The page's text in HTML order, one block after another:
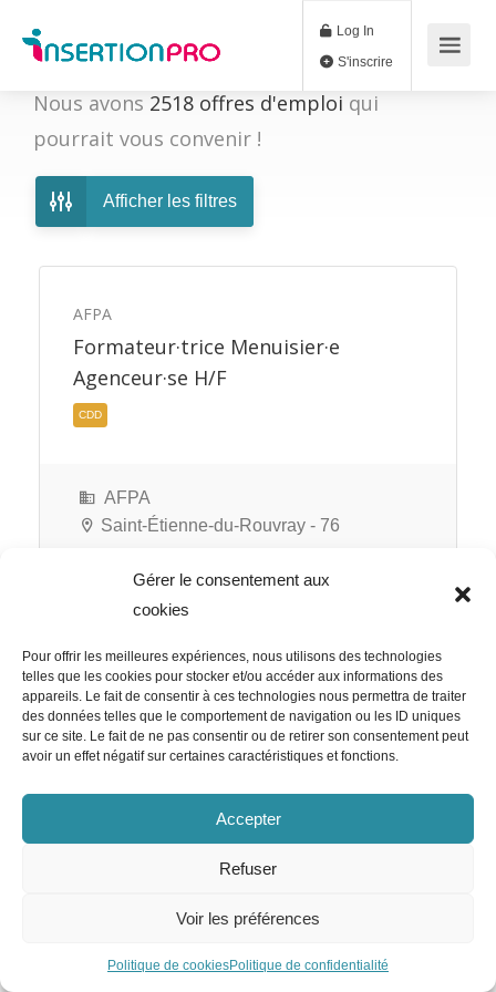
Gérer le consentement aux
cookies
Pour offrir les meilleures expériences, nous utilisons des technologies
telles que les cookies pour stocker et/ou accéder aux informations des
appareils. Le fait de consentir à ces technologies nous permettra de traiter
des données telles que le comportement de navigation ou les ID uniques
sur ce site. Le fait de ne pas consentir ou de retirer son consentement peut
avoir un effet négatif sur certaines caractéristiques et fonctions.
Accepter
Refuser
Voir les préférences
Politique de cookiesPolitique de confidentialité
Log In
Nous avons 2518 offres d'emploi qui
pourrait vous convenir !
Afficher les filtres
AFPA
Formateur·trice Menuisier·e
Agenceur·se H/F
CDD
AFPA
Saint-Étienne-du-Rouvray - 76
Responsable RH Appels d’Offre
H/F
RATP Cap Île-de-France
Team Emploi